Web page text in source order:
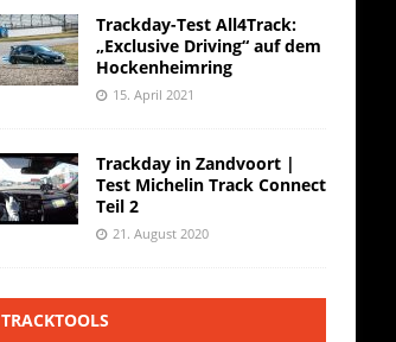
Trackday-Test All4Track:
„Exclusive Driving“ auf dem
Hockenheimring
15. April 2021
Trackday in Zandvoort |
Test Michelin Track Connect
Teil 2
21. August 2020
TRACKTOOLS